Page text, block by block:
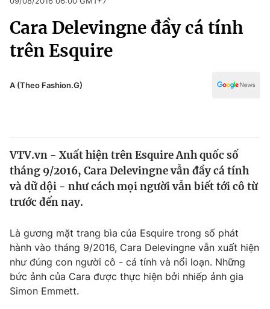
Chuyên mục
Chính trị
Thế giới
Tin tức
Thế giới đó đây
Câu chuyện quốc tế
Tài chính
Thị trường
Góc doanh nghiệp
Dữ liệu và đời sống
Truyền hình
Pháp luật
Kinh tế
Thể thao
Truyền hình
Y tế
Cara Delevingne đầy cá tính
trên Esquire
A (Theo Fashion.G)
VTV.vn - Xuất hiện trên Esquire Anh quốc số
tháng 9/2016, Cara Delevingne vẫn đầy cá tính
và dữ dội - như cách mọi người vẫn biết tới cô từ
trước đến nay.
Là gương mặt trang bìa của Esquire trong số phát
hành vào tháng 9/2016, Cara Delevingne vẫn xuất hiện
như đúng con người cô - cá tính và nổi loạn. Những
bức ảnh của Cara được thực hiện bởi nhiếp ảnh gia
Simon Emmett.